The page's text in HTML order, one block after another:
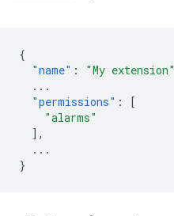
{
"name" : "My extension"
...
"permissions" :
[
"alarms"
],
...
}